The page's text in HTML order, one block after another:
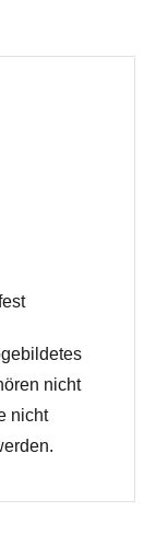
nicht
nicht